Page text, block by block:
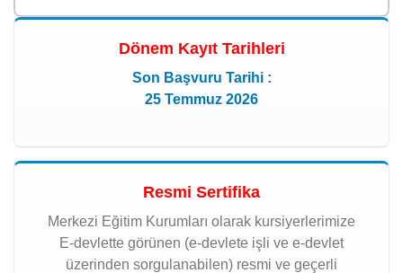
Dönem Kayıt Tarihleri
Son Başvuru Tarihi :
25 Temmuz 2026
Resmi Sertifika
Merkezi Eğitim Kurumları olarak kursiyerlerimize
E-devlette görünen (e-devlete işli ve e-devlet
üzerinden sorgulanabilen) resmi ve geçerli